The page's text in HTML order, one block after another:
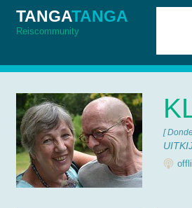
TANGATANGA
Reiscommunity
[